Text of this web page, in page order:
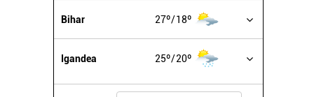
Bihar 27º 18º
Igandea 25º 20º